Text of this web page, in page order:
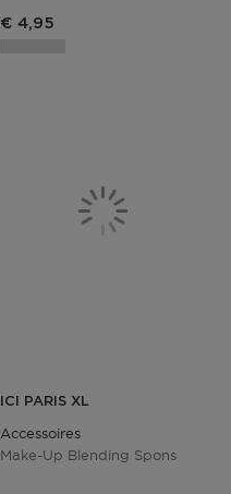
Productprijs
€ 4,95
ICI PARIS XL
Accessoires
Make-Up Blending Spons